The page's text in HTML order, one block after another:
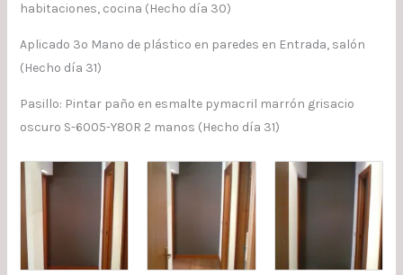
habitaciones, cocina (Hecho día 30)
Aplicado 3º Mano de plástico en paredes en Entrada, salón
(Hecho día 31)
Pasillo: Pintar paño en esmalte pymacril marrón grisacio
oscuro S-6005-Y80R 2 manos (Hecho día 31)